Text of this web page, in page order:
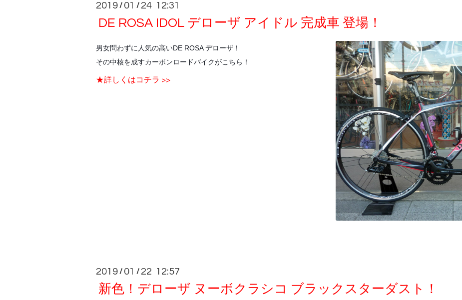
2019 / 01 / 24 12:31
DE ROSA IDOL デローザ アイドル 完成車 登場！
男女問わずに人気の高いDE ROSA デローザ！
その中核を成すカーボンロードバイクがこちら！
★詳しくはコチラ >>
2019 / 01 / 22 12:57
新色！デローザ ヌーボクラシコ ブラックスターダスト！